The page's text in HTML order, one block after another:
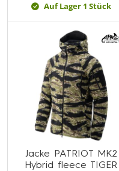
Auf Lager 1 Stück
Jacke PATRIOT MK2
Hybrid fleece TIGER